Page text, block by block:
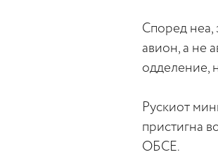
Според неа,
авион, а не
одделение,
Рускиот
пристигна
ОБСЕ.